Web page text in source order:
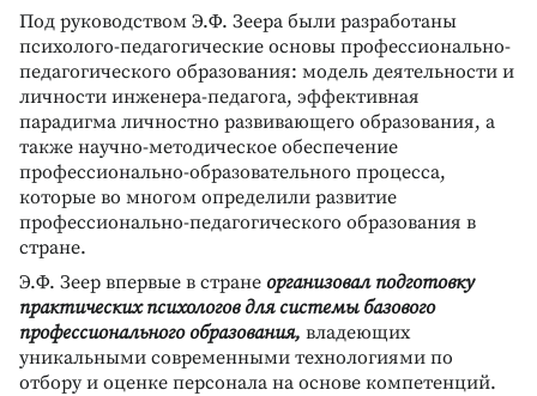
Под руководством Э.Ф. Зеера были разработаны
психолого-педагогические основы профессионально-
педагогического образования: модель деятельности и
личности инженера-педагога, эффективная
парадигма личностно развивающего образования, а
также научно-методическое обеспечение
профессионально-образовательного процесса,
которые во многом определили развитие
профессионально-педагогического образования в
стране.
Э.Ф. Зеер впервые в стране организовал подготовку
практических психологов для системы базового
профессионального образования, владеющих
уникальными современными технологиями по
отбору и оценке персонала на основе компетенций.